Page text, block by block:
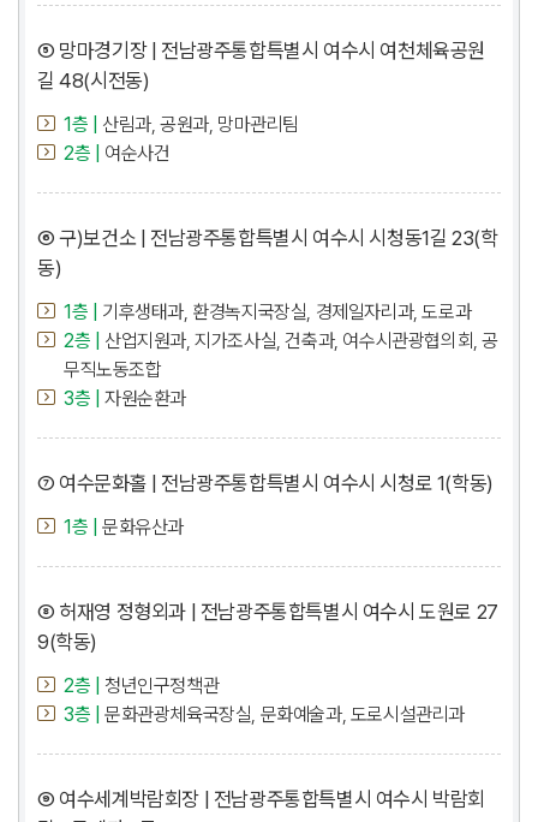
⑤ 망마경기장 | 전남광주통합특별시 여수시 여천체육공원
길 48(시전동)
1층 |
산림과, 공원과, 망마관리팀
2층 |
여순사건
⑥ 구)보건소 | 전남광주통합특별시 여수시 시청동1길 23(학
동)
1층 |
기후생태과, 환경녹지국장실, 경제일자리과, 도로과
2층 |
산업지원과, 지가조사실, 건축과, 여수시관광협의회, 공
무직노동조합
3층 |
자원순환과
⑦ 여수문화홀 | 전남광주통합특별시 여수시 시청로 1(학동)
1층 | 문화유산과
⑧ 허재영 정형외과 | 전남광주통합특별시 여수시 도원로 27
9(학동)
2층 |
청년인구정책관
3층 |
문화관광체육국장실, 문화예술과, 도로시설관리과
⑨ 여수세계박람회장 | 전남광주통합특별시 여수시 박람회